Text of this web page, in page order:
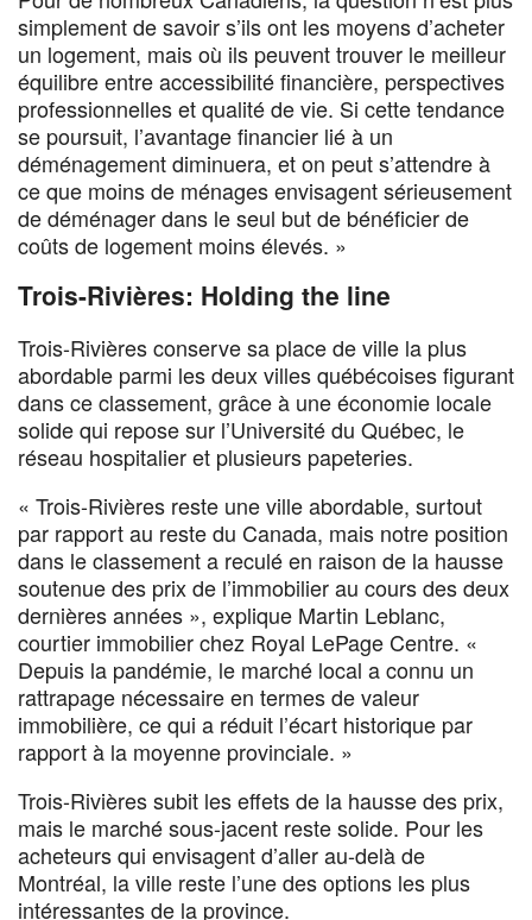
simplement de savoir s’ils ont les moyens d’acheter
un logement, mais où ils peuvent trouver le meilleur
équilibre entre accessibilité financière, perspectives
professionnelles et qualité de vie. Si cette tendance
se poursuit, l’avantage financier lié à un
déménagement diminuera, et on peut s’attendre à
ce que moins de ménages envisagent sérieusement
de déménager dans le seul but de bénéficier de
coûts de logement moins élevés. »
Trois-Rivières: Holding the line
Trois-Rivières conserve sa place de ville la plus
abordable parmi les deux villes québécoises figurant
dans ce classement, grâce à une économie locale
solide qui repose sur l’Université du Québec, le
réseau hospitalier et plusieurs papeteries.
« Trois-Rivières reste une ville abordable, surtout
par rapport au reste du Canada, mais notre position
dans le classement a reculé en raison de la hausse
soutenue des prix de l’immobilier au cours des deux
dernières années », explique Martin Leblanc,
courtier immobilier chez Royal LePage Centre. «
Depuis la pandémie, le marché local a connu un
rattrapage nécessaire en termes de valeur
immobilière, ce qui a réduit l’écart historique par
rapport à la moyenne provinciale. »
Trois-Rivières subit les effets de la hausse des prix,
mais le marché sous-jacent reste solide. Pour les
acheteurs qui envisagent d’aller au-delà de
Montréal, la ville reste l’une des options les plus
intéressantes de la province.